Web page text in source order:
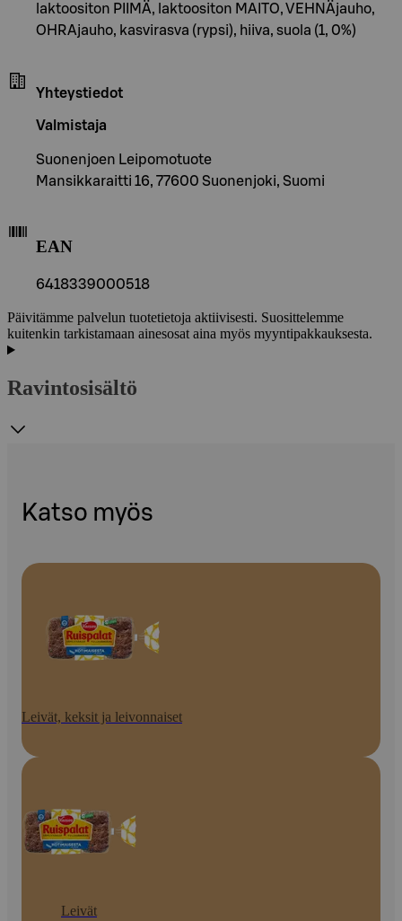
laktoositon PIIMÄ, laktoositon MAITO, VEHNÄjauho,
OHRAjauho, kasvirasva (rypsi), hiiva, suola (1, 0%)
Yhteystiedot
Valmistaja
Suonenjoen Leipomotuote
Mansikkaraitti 16, 77600 Suonenjoki, Suomi
EAN
6418339000518
Päivitämme palvelun tuotetietoja aktiivisesti. Suosittelemme
kuitenkin tarkistamaan ainesosat aina myös myyntipakkauksesta.
Ravintosisältö
Katso myös
Leivät, keksit ja leivonnaiset
Leivät